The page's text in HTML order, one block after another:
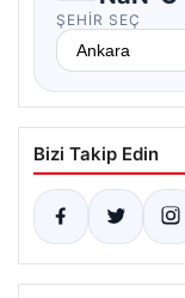
ŞEHIR SEÇ
Bizi Takip Edin